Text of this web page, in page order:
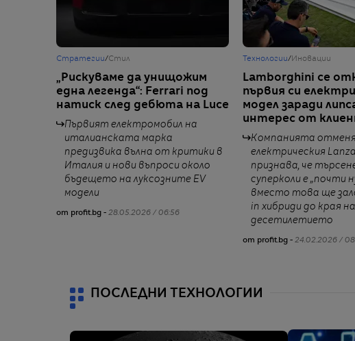
Стратегии/Стил
„Рискуваме да унищожим
една легенда“: Ferrari под
натиск след дебюта на Luce
Първият електромобил на
италианската марка
предизвика вълна от критики в
Италия и нови въпроси около
бъдещето на луксозните EV
модели
от profit.bg - 28.05.2026 / 06:56
Технологии/ Иновации
Lamborghini се
първия си
модел заради
интерес от
Компанията отменя
електрическия
признава, че
суперколи е „почти
вместо това ще
in хибриди до края на
десетилетието
от profit.bg - 24.02.2026 /
ПОСЛЕДНИ ТЕХНОЛОГИИ